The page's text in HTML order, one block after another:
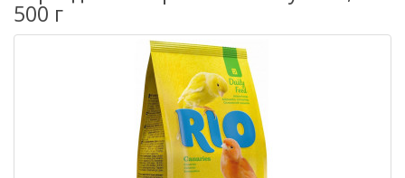
500 г